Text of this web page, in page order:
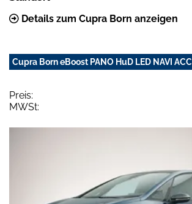
Details zum Cupra Born anzeigen
Cupra Born eBoost PANO HuD LED NAVI ACC
Preis:
MWSt: